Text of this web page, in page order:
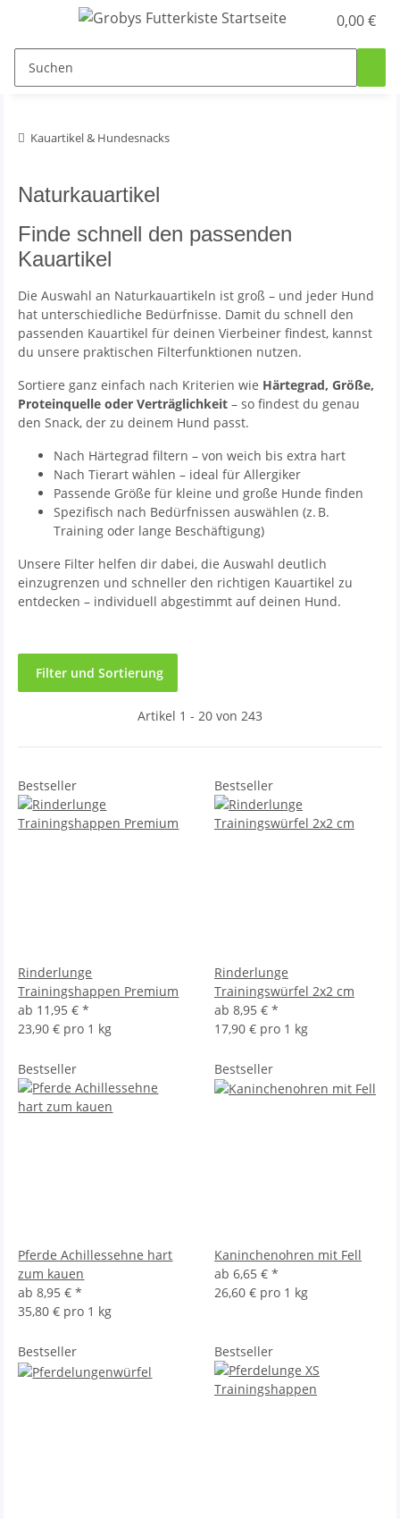
0,00 €
Kauartikel & Hundesnacks
Naturkauartikel
Finde schnell den passenden
Kauartikel
Die Auswahl an Naturkauartikeln ist groß – und jeder Hund
hat unterschiedliche Bedürfnisse. Damit du schnell den
passenden Kauartikel für deinen Vierbeiner findest, kannst
du unsere praktischen Filterfunktionen nutzen.
Sortiere ganz einfach nach Kriterien wie Härtegrad, Größe,
Proteinquelle oder Verträglichkeit – so findest du genau
den Snack, der zu deinem Hund passt.
Nach Härtegrad filtern – von weich bis extra hart
Nach Tierart wählen – ideal für Allergiker
Passende Größe für kleine und große Hunde finden
Spezifisch nach Bedürfnissen auswählen (z. B.
Training oder lange Beschäftigung)
Unsere Filter helfen dir dabei, die Auswahl deutlich
einzugrenzen und schneller den richtigen Kauartikel zu
entdecken – individuell abgestimmt auf deinen Hund.
Filter und Sortierung
Artikel 1 - 20 von 243
Bestseller
Rinderlunge
Trainingshappen Premium
ab 11,95 €*
23,90 € pro 1 kg
Bestseller
Rinderlunge
Trainingswürfel 2x2 cm
ab 8,95 € *
17,90 € pro 1 kg
Bestseller
Pferde Achillessehne hart
zum kauen
ab8,95 €*
35,80 € pro 1 kg
Bestseller
Kaninchenohren mit Fell
ab 6,65 € *
26,60 € pro 1 kg
Bestseller Bestseller